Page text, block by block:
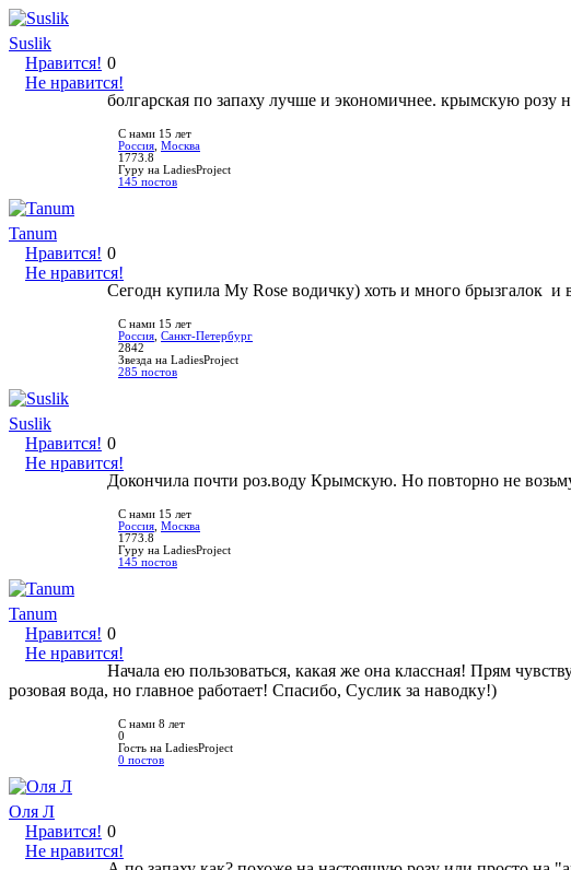
Suslik
Нравится!
Не нравится!
0
болгарская по запаху лучше и экономичнее. крымскую розу
С нами 15 лет
Россия Москва
1773.8
Гуру на LadiesProject
145 постов
Tanum
Нравится!
Не нравится!
0
Сегодн купила My Rose водичку) хоть и много брызгалок и
С нами 15 лет
Россия Санкт-Петербург
2842
Звезда на LadiesProject
285 постов
Suslik
Нравится!
Не нравится!
0
Докончила почти роз.воду Крымскую. Но повторно не
С нами 15 лет
Россия Москва
1773.8
Гуру на LadiesProject
145 постов
Tanum
Нравится!
Не нравится!
0
Начала ею пользоваться, какая же она классная! Прям
розовая вода, но главное работает! Спасибо, Суслик за наводку!)
С нами 8 лет
0
Гость на LadiesProject
0 постов
Оля Л
Нравится!
Не нравится!
0